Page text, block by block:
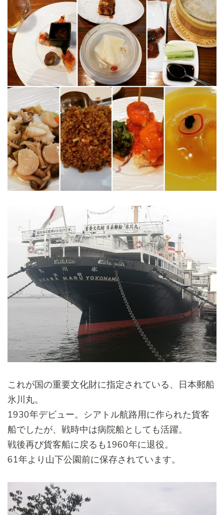
これが国の重要文化財に指定されている、日本郵船
氷川丸。
1930年デビュー。シアトル航路用に作られた貨客
船でしたが、 戦時中は病院船としても活躍。
戦後再び貨客船に戻るも1960年に退役。
61年より山下公園前に保存されています。